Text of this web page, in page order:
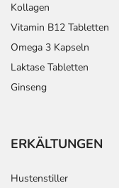
Kollagen
Vitamin B12 Tabletten
Omega 3 Kapseln
Laktase Tabletten
Ginseng
ERKÄLTUNGEN
Hustenstiller